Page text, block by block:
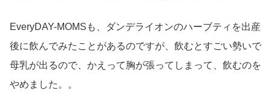
EveryDAY-MOMSも、ダンデライオンのハーブティを出産
後に飲んでみたことがあるのですが、飲むとすごい勢いで
母乳が出るので、かえって胸が張ってしまって、飲むのを
やめました。。